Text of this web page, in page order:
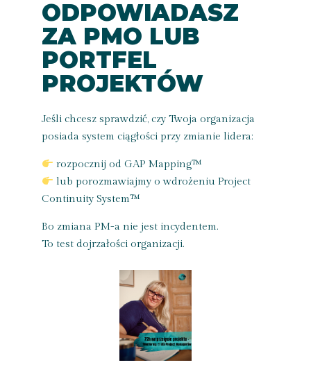
ODPOWIADASZ
ZA PMO LUB
PORTFEL
PROJEKTÓW
Jeśli chcesz sprawdzić, czy Twoja organizacja
posiada system ciągłości przy zmianie lidera:
rozpocznij od GAP Mapping™
lub porozmawiajmy o wdrożeniu Project
Continuity System™
Bo zmiana PM-a nie jest incydentem.
To test dojrzałości organizacji.